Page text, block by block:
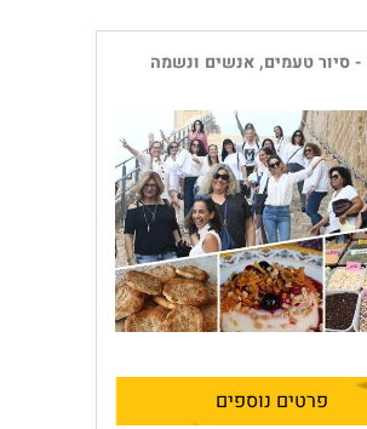
- סיור טעמים, אנשים ונשמה
פרטים נוספים